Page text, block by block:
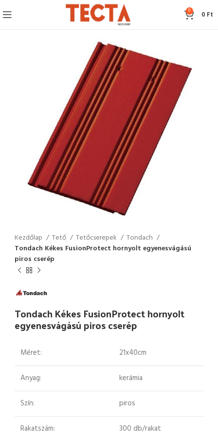
0 0 Ft
Kezdőlap Tető Tetőcserepek
Tondach
Tondach Kékes FusionProtect hornyolt egyenesvágású
piros cserép
Tondach Kékes FusionProtect hornyolt
egyenesvágású piros cserép
Méret: 21x40cm
Anyag: kerámia
Szín: piros
Rakatszám: 300 db/rakat